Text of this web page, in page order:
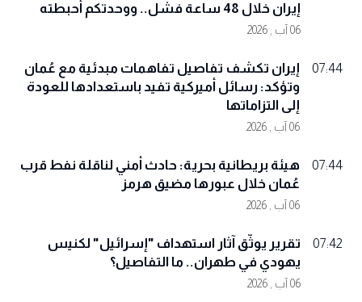
إيران خلال 48 ساعة فشل.. ووحدتكم أحبطته
06 آب , 2026
07:44
إيران تكشف تفاصيل تفاهمات مبدئية مع عُمان
وتؤكد: رسائل أميركية تفيد باستعدادها للعودة
إلى التزاماتها
06 آب , 2026
07:44
هيئة بريطانية بحرية: حادث أمني لناقلة نفط قرب
عُمان خلال عبورها مضيق هرمز
06 آب , 2026
07:42
تقرير يوثّق آثار استهداف "إسرائيل" لكنيس
يهودي في طهران.. ما التفاصيل؟
06 آب , 2026